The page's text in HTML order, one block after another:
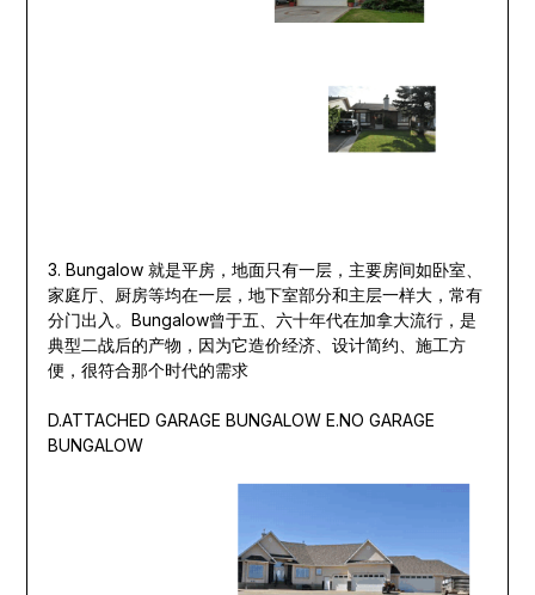
3. Bungalow 就是平房，地面只有一层，主要房间如卧室、
家庭厅、厨房等均在一层，地下室部分和主层一样大，常有
分门出入。Bungalow曾于五、六十年代在加拿大流行，是
典型二战后的产物，因为它造价经济、设计简约、施工方
便，很符合那个时代的需求
D.ATTACHED GARAGE BUNGALOW E.NO GARAGE
BUNGALOW